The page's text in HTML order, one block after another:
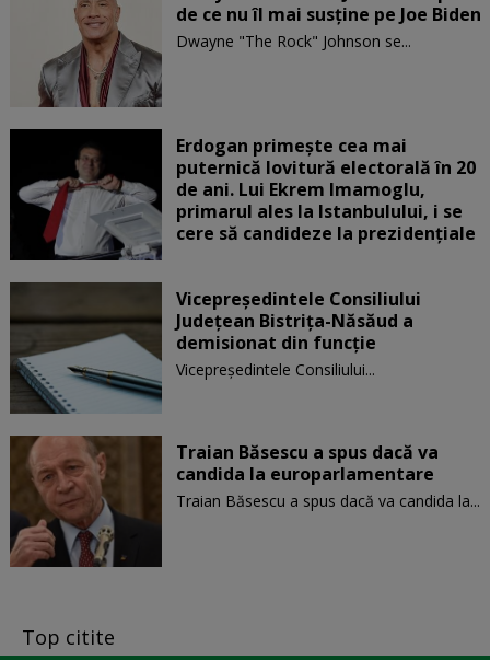
de ce nu îl mai susține pe Joe Biden
Dwayne "The Rock" Johnson se...
Erdogan primește cea mai
puternică lovitură electorală în 20
de ani. Lui Ekrem Imamoglu,
primarul ales la Istanbulului, i se
cere să candideze la prezidențiale
Vicepreşedintele Consiliului
Judeţean Bistriţa-Năsăud a
demisionat din funcție
Vicepreşedintele Consiliului...
Traian Băsescu a spus dacă va
candida la europarlamentare
Traian Băsescu a spus dacă va candida la...
Top citite